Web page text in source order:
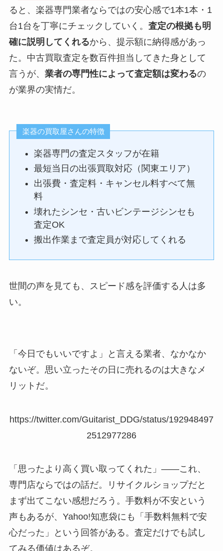
ると、楽器専門業者ならではの安心感で1本1本・1
台1台を丁寧にチェックしていく。 査定の根拠も明
確に説明してくれるから、提示額に納得感があっ
た。中古買取査定を数百件担当してきた身として
言うが、 業者の専門性によって査定額は変わるの
が業界の実情だ。
楽器の買取屋さんの特徴
楽器専門の査定スタッフが在籍
最短当日の出張買取対応（関東エリア）
出張費・査定料・キャンセル料すべて無
料
壊れたシンセ・古いビンテージシンセも
査定OK
搬出作業まで査定員が対応してくれる
世間の声を見ても、スピード感を評価する人は多
い。
「今日でもいいですよ」と言える業者、なかなか
ないぞ。思い立ったその日に売れるのは大きなメ
リットだ。
https://twitter.com/Guitarist_DDG/status/192948497
2512977286
「思ったより高く買い取ってくれた」――これ、
専門店ならではの話だ。リサイクルショップだと
まず出てこない感想だろう。手数料が不安という
声もあるが、Yahoo!知恵袋にも「手数料無料で安
心だった」という回答がある。査定だけでも試し
てみる価値はあるぞ。